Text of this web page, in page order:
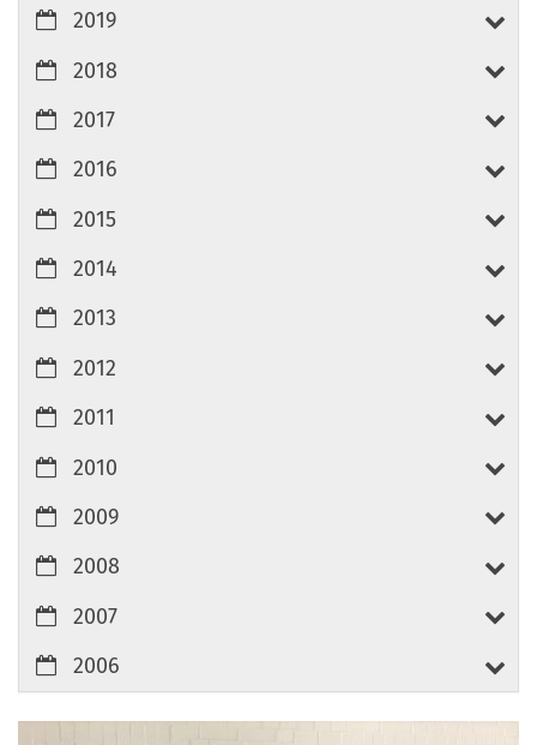
2019
2018
2017
2016
2015
2014
2013
2012
2011
2010
2009
2008
2007
2006